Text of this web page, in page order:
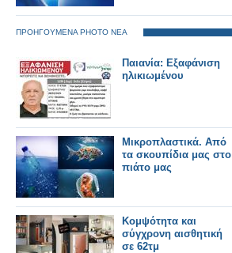
ΠΡΟΗΓΟΥΜΕΝΑ PHOTO ΝΕΑ
Παιανία: Εξαφάνιση
ηλικιωμένου
Μικροπλαστικά. Από
τα σκουπίδια μας στο
πιάτο μας
Κομψότητα και
σύγχρονη αισθητική
σε 62τμ